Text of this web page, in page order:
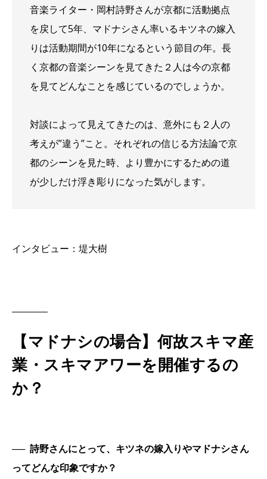
音楽ライター・岡村詩野さんが京都に活動拠点
を戻して5年、マドナシさん率いるキツネの嫁入
りは活動期間が10年になるという節目の年。長
く京都の音楽シーンを見てきた２人は今の京都
を見てどんなことを感じているのでしょうか。
対談によって見えてきたのは、意外にも２人の
考えが”違う”こと。それぞれの信じる方法論で京
都のシーンを見た時、より豊かにするための道
が少しだけ浮き彫りになった気がします。
インタビュー：堤大樹
【マドナシの場合】何故スキマ産
業・スキマアワーを開催するの
か？
── 詩野さんにとって、キツネの嫁入りやマドナシさん
ってどんな印象ですか？